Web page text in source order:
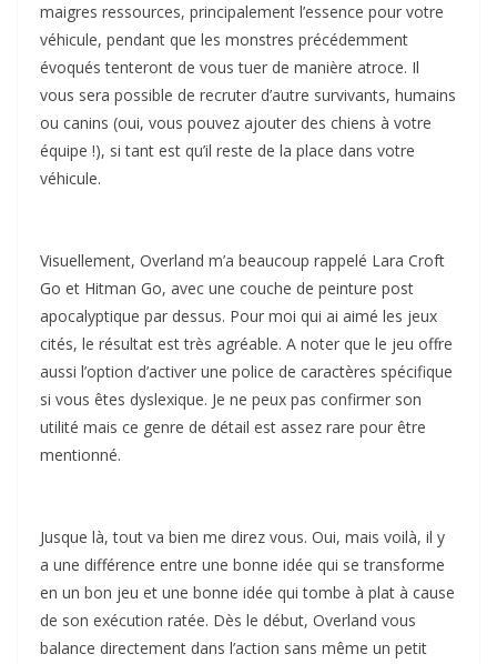
maigres ressources, principalement l’essence pour votre
véhicule, pendant que les monstres précédemment
évoqués tenteront de vous tuer de manière atroce. Il
vous sera possible de recruter d’autre survivants, humains
ou canins (oui, vous pouvez ajouter des chiens à votre
équipe !), si tant est qu’il reste de la place dans votre
véhicule.
Visuellement, Overland m’a beaucoup rappelé Lara Croft
Go et Hitman Go, avec une couche de peinture post
apocalyptique par dessus. Pour moi qui ai aimé les jeux
cités, le résultat est très agréable. A noter que le jeu offre
aussi l’option d’activer une police de caractères spécifique
si vous êtes dyslexique. Je ne peux pas confirmer son
utilité mais ce genre de détail est assez rare pour être
mentionné.
Jusque là, tout va bien me direz vous. Oui, mais voilà, il y
a une différence entre une bonne idée qui se transforme
en un bon jeu et une bonne idée qui tombe à plat à cause
de son exécution ratée. Dès le début, Overland vous
balance directement dans l’action sans même un petit